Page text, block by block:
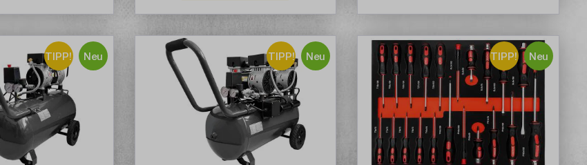
TIPP! Neu TIPP! Neu TIPP! Neu